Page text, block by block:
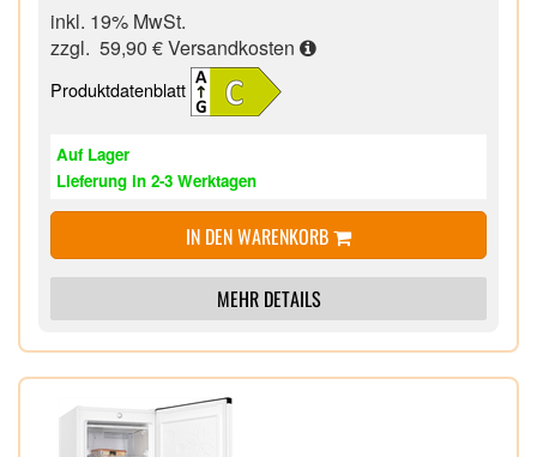
inkl. 19% MwSt.
zzgl. 59,90 €Versandkosten
Produktdatenblatt
Auf Lager
Lieferung in 2-3 Werktagen
IN DEN WARENKORB
MEHR DETAILS